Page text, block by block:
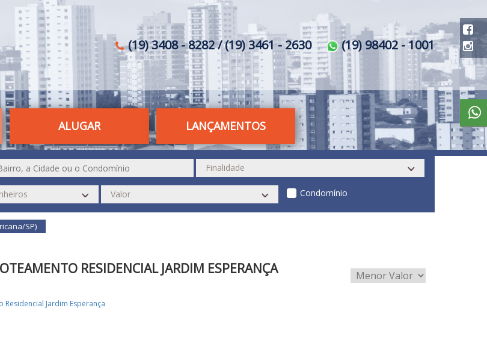
(19) 3408 - 8282 / (19) 3461 - 2630 (19) 98402 - 1001
ALUGAR LANÇAMENTOS
Condomínio
SP)
RESIDENCIAL JARDIM ESPERANÇA
Residencial Jardim Esperança